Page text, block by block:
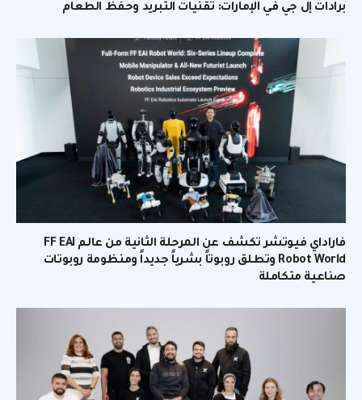
برادات إل جي في الإمارات: تقنيات التبريد وحفظ الطعام
فاراداي فيوتشر تكشف عن المرحلة الثانية من عالم FF EAI
Robot World وتطلق روبوتاً بشرياً جديداً ومنظومة روبوتات
صناعية متكاملة